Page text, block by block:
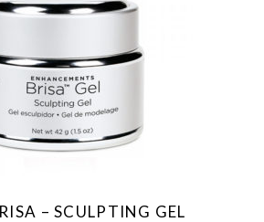
– SCULPTING GEL